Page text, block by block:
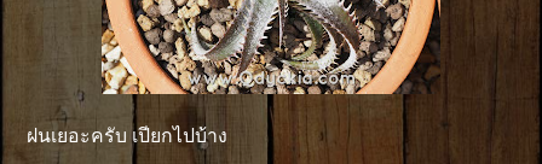
ฝนเยอะครับ เปียกไปบ้าง